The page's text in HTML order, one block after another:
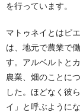
を行っています。
マトゥネイとはピ
は、地元で農業で
す。アルベルトと
農業、畑のことに
した。ほどなく彼
イ」と呼ぶように